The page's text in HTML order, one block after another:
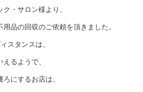
・サロン様より、
品の回収のご依頼を頂きました。
スタンスは、
るようで、
にするお店は、